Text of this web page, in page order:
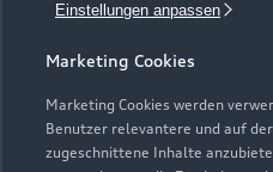
Einstellungen anpassen
Marketing Cookies
Marketing Cookies werden
Benutzer relevantere und auf
zugeschnittene Inhalte
Geschäftskunden
Audi Services
Garantie
Audi digital services
myAudi
Audi Code
Über Audi
Unternehmen
Karriere